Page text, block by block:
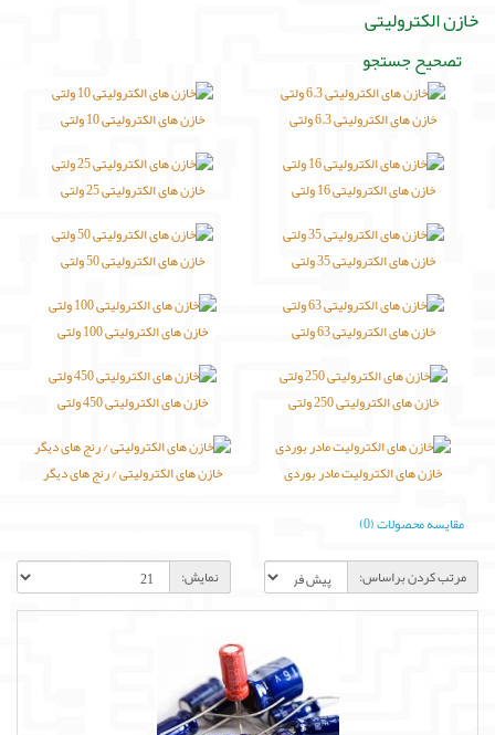
سنسور و ماژول
پروگرامر ، هدربورد و مینی کامپیوتر
منابع تغذیه و باتری
مکانیک و روباتیک
لوازم جانبی
لوازم صوتی حرفه ای
مالتی مدیا
خازن الکترولیتی
تصحیح جستجو
خازن های الکترولیتی 6.3 ولتی خازن های الکترولیتی 10 ولتی
خازن های الکترولیتی 16 ولتی خازن های الکترولیتی 25 ولتی
خازن های الکترولیتی 35 ولتی خازن های الکترولیتی 50 ولتی
خازن های الکترولیتی 63 ولتی خازن های الکترولیتی 100 ولتی
خازن های الکترولیتی 250 ولتی خازن های الکترولیتی 450 ولتی
خازن های الکترولیت مادر بوردی
خازن های الکترولیتی / رنج های دیگر
مقایسه محصولات (0)
مرتب کردن براساس:
نمایش: